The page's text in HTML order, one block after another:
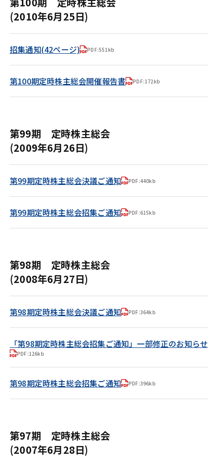
(2010年6月25日)
招集通知(42ページ) PDF:551kb
第100期定時株主総会開催報告書 PDF:172kb
第99期 定時株主総会
(2009年6月26日)
第99期定時株主総会決議ご通知 PDF:440kb
第99期定時株主総会招集ご通知 PDF:615kb
第98期 定時株主総会
(2008年6月27日)
第98期定時株主総会決議ご通知 PDF:364kb
「第98期定時株主総会招集ご通知」一部修正のお知らせ
PDF:126kb
第98期定時株主総会招集ご通知 PDF:396kb
第97期 定時株主総会
(2007年6月28日)